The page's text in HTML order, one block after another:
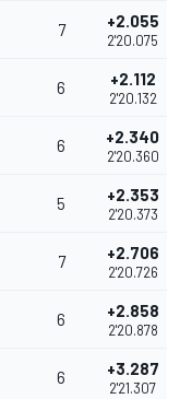
7 +2.055
2'20.075
6 +2.112
2'20.132
6 +2.340
2'20.360
5 +2.353
2'20.373
7 +2.706
2'20.726
6 +2.858
2'20.878
6 +3.287
2'21.307